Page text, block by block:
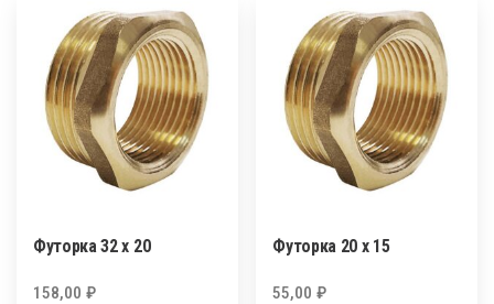
Футорка 32 х 20
158,00 ₽
Футорка 20 х 15
55,00₽